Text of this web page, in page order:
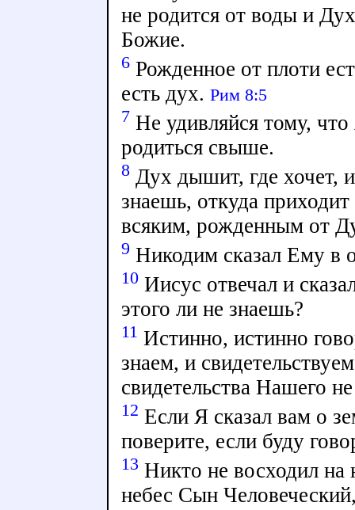
не родится от воды и
Божие.
6Рожденное от плоти
есть дух. Рим 8:5
7 Не удивляйся тому,
родиться свыше.
8Дух дышит, где хочет,
знаешь, откуда
всяким, рожденным от
9 Никодим сказал Ему в
10Иисус отвечал и
этого ли не знаешь?
11 Истинно, истинно
знаем, и
свидетельства Нашего
12 Если Я сказал вам о
поверите, если буду
13 Никто не восходил на
небес Сын